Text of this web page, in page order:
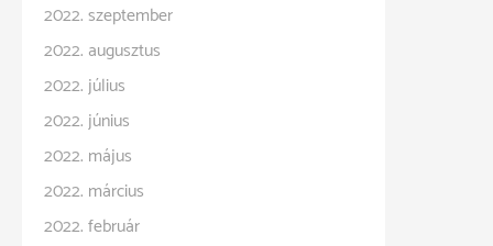
2022. szeptember
2022. augusztus
2022. július
2022. június
2022. május
2022. március
2022. február